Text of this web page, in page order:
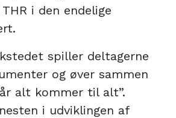
i den endelige
spiller deltagerne
og øver sammen
alt kommer til alt”.
i udviklingen af